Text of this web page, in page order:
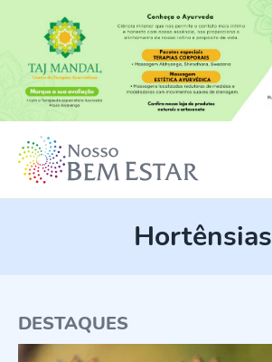
Hortênsias
DESTAQUES